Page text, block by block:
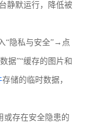
静默运行，降低被
“隐私与安全”→点
据”“缓存的图片和
存储的临时数据，
或存在安全隐患的